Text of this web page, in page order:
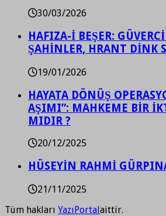
30/03/2026
HAFIZA-İ BEŞER:
ŞAHİNLER, HRANT DİNK
19/01/2026
HAYATA DÖNÜŞ
AŞIMI”: MAHKEME BİR
MIDIR ?
20/12/2025
HÜSEYİN RAHMİ
21/11/2025
Tüm hakları YazıPortalaittir.